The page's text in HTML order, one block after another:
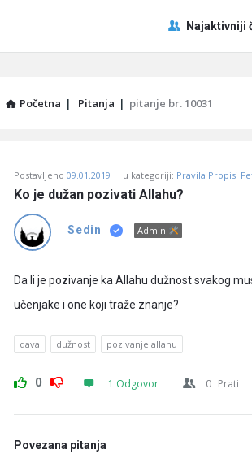
Pitaj
Učene
Navigacija
Najaktivniji
Početna | Pitanja | pitanje br. 10031
Učene
Latest
Pitanja
Postavljeno 09.01.2019 u kategoriji: Pravila Propisi
Ko je dužan pozivati Allahu?
Sedin Admin
Da li je pozivanje ka Allahu dužnost svakog
učenjake i one koji traže znanje?
dava dužnost pozivanje allahu
0 1 Odgovor 0 Prati
Povezana pitanja